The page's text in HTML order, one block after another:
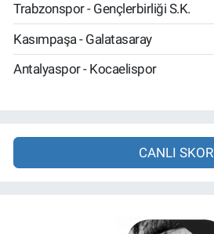
Trabzonspor - Gençlerbirliği S.K.
Kasımpaşa - Galatasaray
Antalyaspor - Kocaelispor
CANLI SKOR